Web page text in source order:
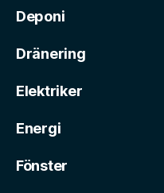
Deponi
Dränering
Elektriker
Energi
Fönster